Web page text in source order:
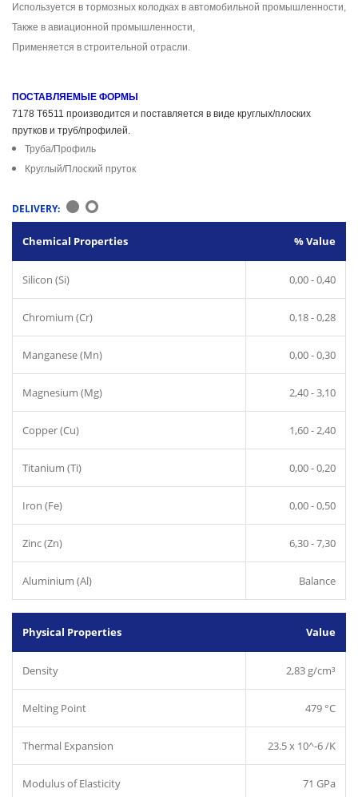
Используется в тормозных колодках в автомобильной промышленности,
Также в авиационной промышленности,
Применяется в строительной отрасли.
ПОСТАВЛЯЕМЫЕ ФОРМЫ
7178 T6511 производится и поставляется в виде круглых/плоских
прутков и труб/профилей.
Труба/Профиль
Круглый/Плоский пруток
DELIVERY:
Chemical Properties % Value
Silicon (Si) 0,00 - 0,40
Chromium (Cr) 0,18 - 0,28
Manganese (Mn) 0,00 - 0,30
Magnesium (Mg) 2,40 - 3,10
Copper (Cu) 1,60 - 2,40
Titanium (Ti) 0,00 - 0,20
Iron (Fe) 0,00 - 0,50
Zinc (Zn) 6,30 - 7,30
Aluminium (Al) Balance
Physical Properties Value
Density 2,83 g/cm³
Melting Point 479 °C
Thermal Expansion 23.5 x 10^-6 /K
Modulus of Elasticity 71 GPa